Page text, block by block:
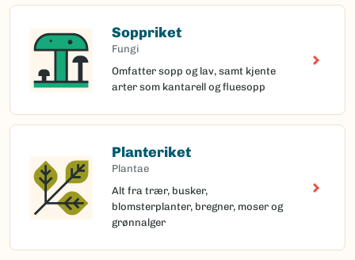
Soppriket
Fungi
Omfatter sopp og lav, samt kjente
arter som kantarell og fluesopp
Planteriket
Plantae
Alt fra trær, busker,
blomsterplanter, bregner, moser og
grønnalger